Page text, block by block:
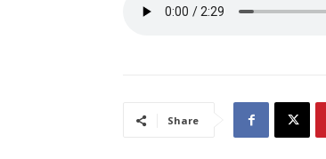
Share